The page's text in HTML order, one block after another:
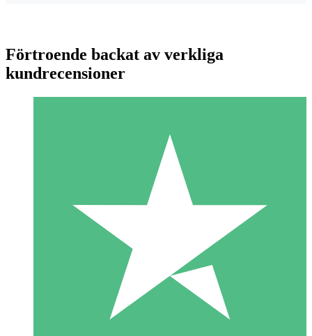
Individuella Kreditpaket
Betala per användning med nedladdningskrediter. Inget
1 Nedladdningar
10 00
Förtroende backat av verkliga
kundrecensioner